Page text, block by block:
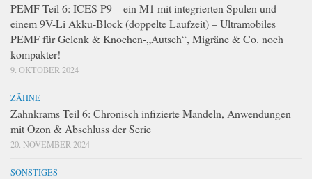
PEMF Teil 6: ICES P9 – ein M1 mit integrierten Spulen und
einem 9V-Li Akku-Block (doppelte Laufzeit) – Ultramobiles
PEMF für Gelenk & Knochen-„Autsch“, Migräne & Co. noch
kompakter!
9. OKTOBER 2024
ZÄHNE
Zahnkrams Teil 6: Chronisch infizierte Mandeln, Anwendungen
mit Ozon & Abschluss der Serie
20. NOVEMBER 2024
SONSTIGES